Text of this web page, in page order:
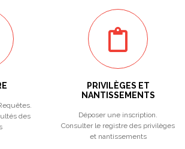
des
PRIVILÈGES ET
NANTISSEMENTS
Déposer une inscription.
Consulter le registre des privilèges
et nantissements